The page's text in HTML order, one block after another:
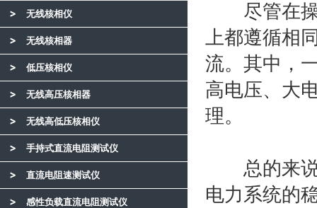
无线核相仪
无线核相器
低压核相仪
无线高压核相器
无线高低压核相仪
手持式直流电阻测试仪
直流电阻速测试仪
感性负载直流电阻测试仪
尽管在操
上都遵循相
流。其中，
高电压、大
理。
总的来说
电力系统的